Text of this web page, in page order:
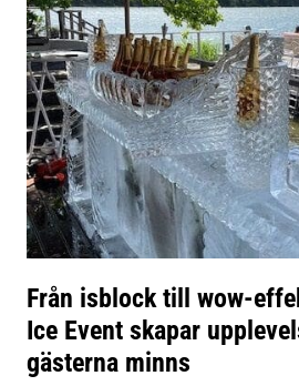
Från isblock till wow-
Ice Event skapar
gästerna minns